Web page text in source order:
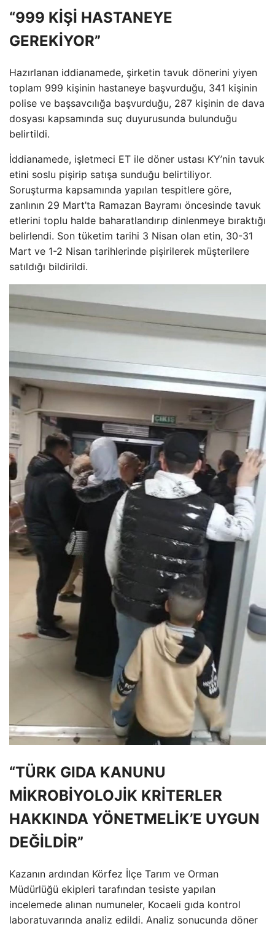
“999 KİŞİ HASTANEYE
GEREKİYOR”
Hazırlanan iddianamede, şirketin tavuk dönerini yiyen
toplam 999 kişinin hastaneye başvurduğu, 341 kişinin
polise ve başsavcılığa başvurduğu, 287 kişinin de dava
dosyası kapsamında suç duyurusunda bulunduğu
belirtildi.
İddianamede, işletmeci ET ile döner ustası KY’nin tavuk
etini soslu pişirip satışa sunduğu belirtiliyor.
Soruşturma kapsamında yapılan tespitlere göre,
zanlının 29 Mart’ta Ramazan Bayramı öncesinde tavuk
etlerini toplu halde baharatlandırıp dinlenmeye bıraktığı
belirlendi. Son tüketim tarihi 3 Nisan olan etin, 30-31
Mart ve 1-2 Nisan tarihlerinde pişirilerek müşterilere
satıldığı bildirildi.
“TÜRK GIDA KANUNU
MİKROBİYOLOJİK KRİTERLER
HAKKINDA YÖNETMELİK’E UYGUN
DEĞİLDİR”
Kazanın ardından Körfez İlçe Tarım ve Orman
Müdürlüğü ekipleri tarafından tesiste yapılan
incelemede alınan numuneler, Kocaeli gıda kontrol
laboratuvarında analiz edildi. Analiz sonucunda döner